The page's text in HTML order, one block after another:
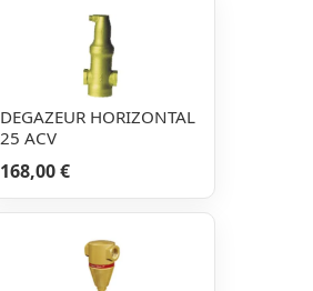
DEGAZEUR HORIZONTAL
25 ACV
168,00 €